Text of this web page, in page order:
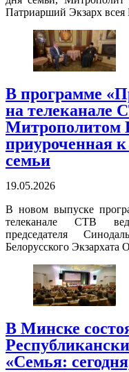
Патриарший Экзарх
В программе
на телеканале
Митрополитом
приуроченная
семьи
19.05.2026
В новом выпуске
телеканале СТВ
председателя
Белорусского
В Минске
«Семья: